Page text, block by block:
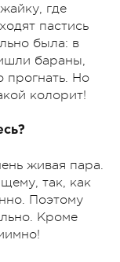
где
пастись
была: в
бараны,
прогнать. Но
колорит!
живая пара.
так, как
Поэтому
Кроме